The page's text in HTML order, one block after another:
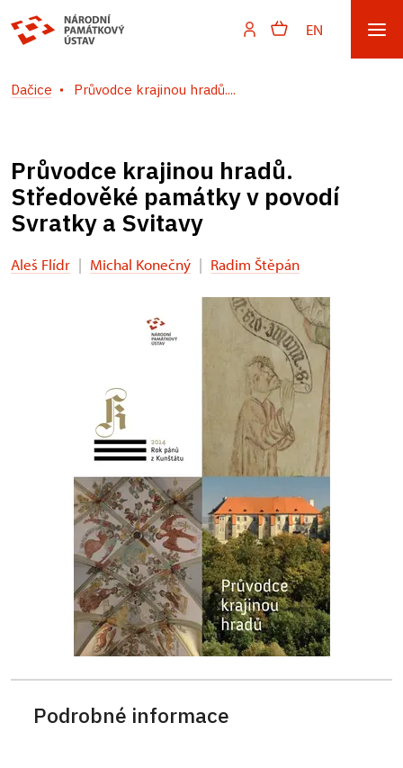
EN
Dačice Průvodce krajinou hradů....
Průvodce krajinou hradů.
Středověké památky v povodí
Svratky a Svitavy
Aleš Flídr | Michal Konečný | Radim Štěpán
Podrobné informace